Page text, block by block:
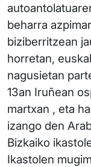
beharra
biziberritzean
horretan,
nagusietan
13an Iruñean
martxan , eta
izango den
Bizkaiko
Ikastolen